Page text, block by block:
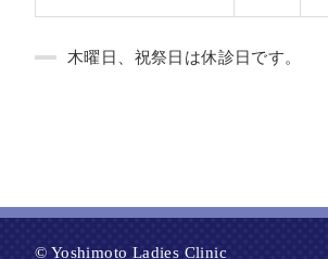
木曜日、祝祭日は休診日です。
© Yoshimoto Ladies Clinic